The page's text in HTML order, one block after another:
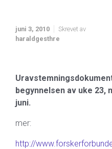
juni 3, 2010
Skrevet av
haraldgesthre
begynnelsen av uke 23,
juni.
mer:
http://